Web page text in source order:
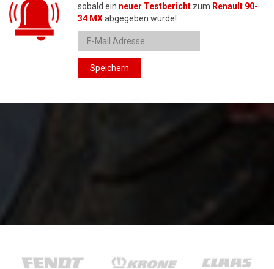
sobald ein neuer Testbericht zum Renault 90-
34 MXabgegeben wurde!
Speichern